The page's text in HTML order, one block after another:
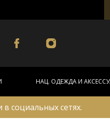
НАЦ. ОДЕЖДА И
социальных сетях.